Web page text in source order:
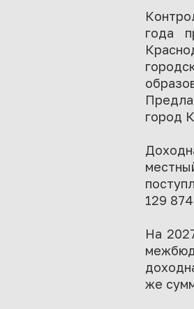
года
город
129
На
же